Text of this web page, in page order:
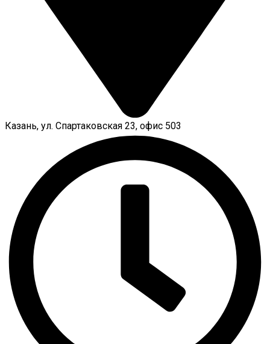
Казань, ул. Спартаковская 23, офис 503